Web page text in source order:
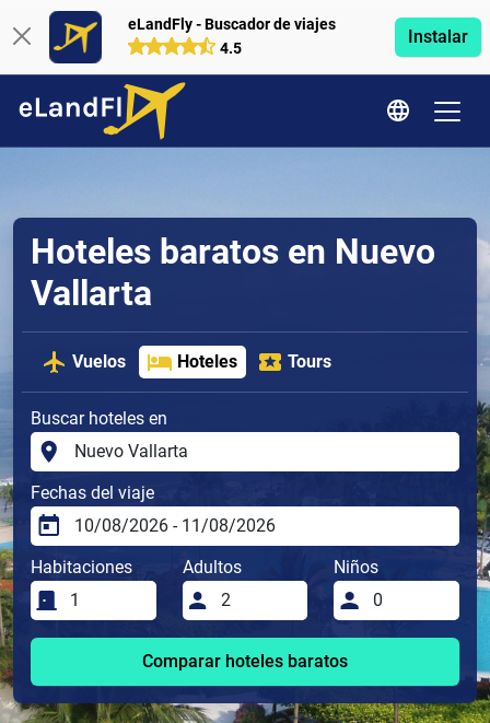
eLandFly - Buscador de viajes
4.5
Instalar
Hoteles baratos en Nuevo
Vallarta
Vuelos Hoteles Tours
Buscar hoteles en
Fechas del viaje
Habitaciones Adultos Niños
Comparar hoteles baratos